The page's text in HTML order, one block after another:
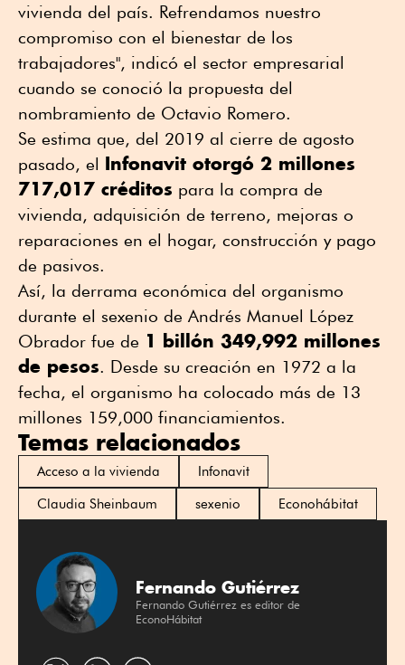
vivienda del país. Refrendamos nuestro
compromiso con el bienestar de los
trabajadores", indicó el sector empresarial
cuando se conoció la propuesta del
nombramiento de Octavio Romero.
Se estima que, del 2019 al cierre de agosto
pasado, el Infonavit otorgó 2 millones
717,017 créditos para la compra de
vivienda, adquisición de terreno, mejoras o
reparaciones en el hogar, construcción y pago
de pasivos.
Así, la derrama económica del organismo
durante el sexenio de Andrés Manuel López
Obrador fue de 1 billón 349,992 millones
de pesos. Desde su creación en 1972 a la
fecha, el organismo ha colocado más de 13
millones 159,000 financiamientos.
Temas relacionados
Acceso a la vivienda
Infonavit
Claudia Sheinbaum
sexenio Econohábitat
Fernando Gutiérrez
Fernando Gutiérrez es editor de
EconoHábitat